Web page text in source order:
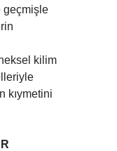
geçmişle
kilim
kıymetini